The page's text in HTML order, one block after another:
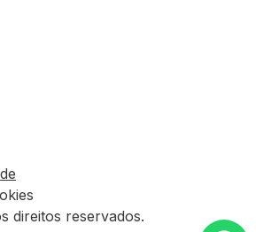
direitos reservados.